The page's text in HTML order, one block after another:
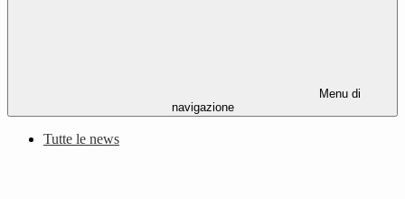
Menu di
navigazione
Tutte le news